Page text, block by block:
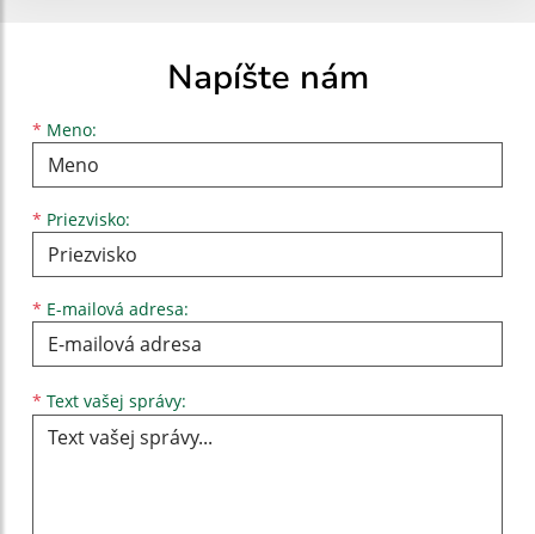
Napíšte nám
* Meno:
Meno
* Priezvisko:
Priezvisko
* E-mailová adresa:
E-mailová adresa
* Text vašej správy: